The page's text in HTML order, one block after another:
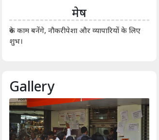
मेष
रुके काम बनेंगे, नौकरीपेशा और व्यापारियों के लिए
शुभ।
Gallery